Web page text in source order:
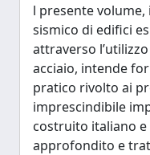
l presente
sismico di edifici
attraverso
acciaio, intende
pratico rivolto ai
imprescindibile
costruito italiano
approfondito e